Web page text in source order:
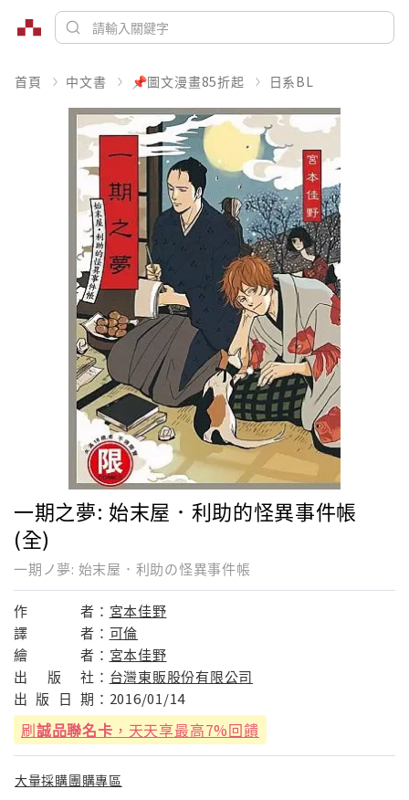
首頁 中文書 📌圖文漫畫85折起 日系BL
一期之夢: 始末屋．利助的怪異事件帳
(全)
一期ノ夢: 始末屋．利助の怪異事件帳
作 者： 宮本佳野
譯
者： 可倫
繪
者： 宮本佳野
出
版 社： 台灣東販股份有限公司
出 版 日 期： 2016/01/14
刷誠品聯名卡 ，天天享最高7%回饋
大量採購團購專區